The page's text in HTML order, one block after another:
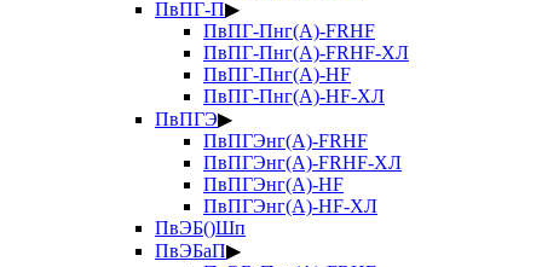
ПвПГ-П▶
ПвПГ-Пнг(А)-FRHF
ПвПГ-Пнг(А)-FRHF-ХЛ
ПвПГ-Пнг(А)-HF
ПвПГ-Пнг(А)-HF-ХЛ
ПвПГЭ▶
ПвПГЭнг(А)-FRHF
ПвПГЭнг(А)-FRHF-ХЛ
ПвПГЭнг(А)-HF
ПвПГЭнг(А)-HF-ХЛ
ПвЭБ()Шп
ПвЭБаП▶